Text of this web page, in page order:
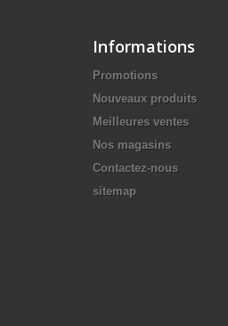
Informations
Promotions
Nouveaux produits
Meilleures ventes
Nos magasins
Contactez-nous
sitemap